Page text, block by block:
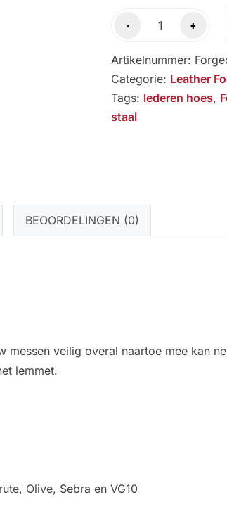
-
hoes
santokumes
14
cm
+
Artikelnummer:
Categorie: Leather
Tags: lederen hoes,
staal
BEOORDELINGEN (0)
veilig overal naartoe mee kan
lemmet.
Olive, Sebra en VG10